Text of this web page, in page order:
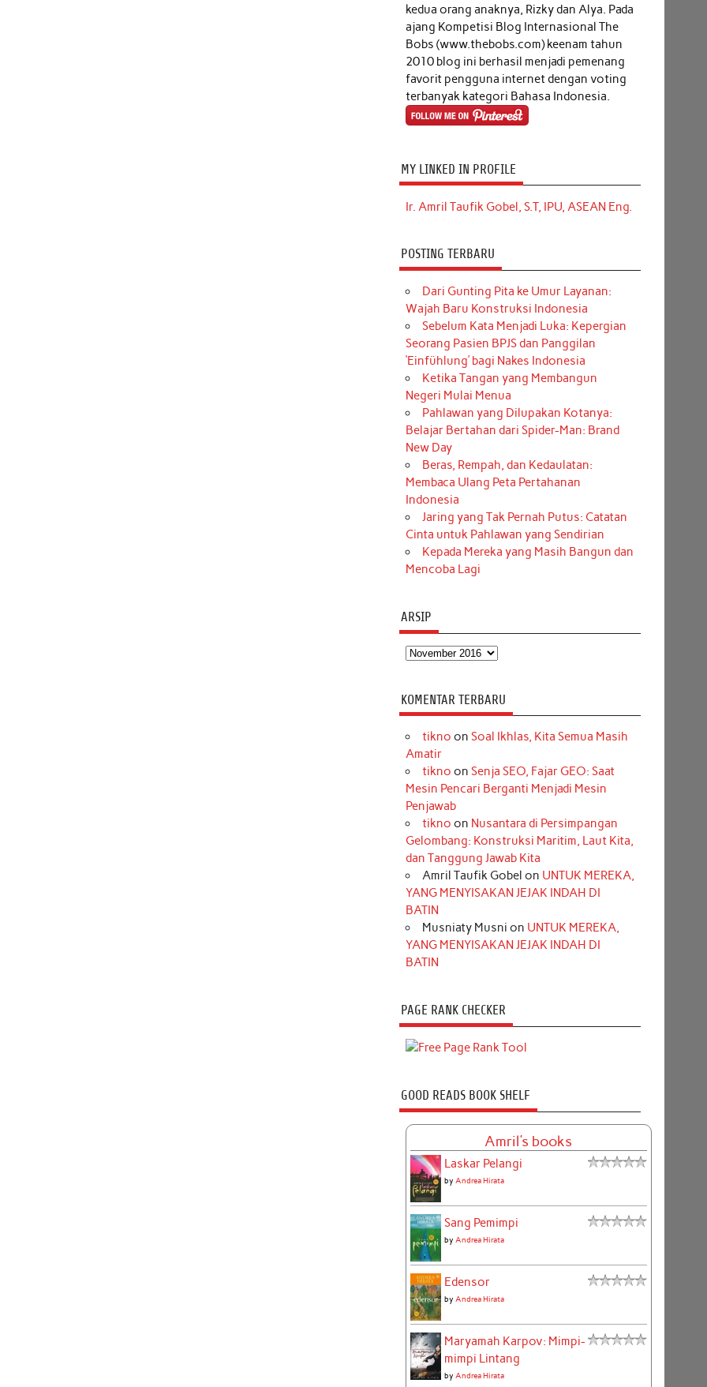
kedua orang anaknya, Rizky dan Alya. Pada
ajang Kompetisi Blog Internasional The
Bobs (www.thebobs.com) keenam tahun
2010 blog ini berhasil menjadi pemenang
favorit pengguna internet dengan voting
terbanyak kategori Bahasa Indonesia.
MY LINKED IN PROFILE
Ir. Amril Taufik Gobel, S.T, IPU, ASEAN Eng.
POSTING TERBARU
Dari Gunting Pita ke Umur Layanan:
Wajah Baru Konstruksi Indonesia
Sebelum Kata Menjadi Luka: Kepergian
Seorang Pasien BPJS dan Panggilan
‘Einfühlung’ bagi Nakes Indonesia
Ketika Tangan yang Membangun
Negeri Mulai Menua
Pahlawan yang Dilupakan Kotanya:
Belajar Bertahan dari Spider-Man: Brand
New Day
Beras, Rempah, dan Kedaulatan:
Membaca Ulang Peta Pertahanan
Indonesia
Jaring yang Tak Pernah Putus: Catatan
Cinta untuk Pahlawan yang Sendirian
Kepada Mereka yang Masih Bangun dan
Mencoba Lagi
ARSIP
Arsip
KOMENTAR TERBARU
tikno on Soal Ikhlas, Kita Semua Masih
Amatir
tikno on Senja SEO, Fajar GEO: Saat
Mesin Pencari Berganti Menjadi Mesin
Penjawab
tikno on Nusantara di Persimpangan
Gelombang: Konstruksi Maritim, Laut Kita,
dan Tanggung Jawab Kita
Amril Taufik Gobel on UNTUK MEREKA,
YANG MENYISAKAN JEJAK INDAH DI
BATIN
Musniaty Musni on UNTUK MEREKA,
YANG MENYISAKAN JEJAK INDAH DI
BATIN
PAGE RANK CHECKER
GOOD READS BOOK SHELF
Amril's books
Laskar Pelangi
by Andrea Hirata
Sang Pemimpi
by Andrea Hirata
Edensor
by Andrea Hirata
Maryamah Karpov: Mimpi-
mimpi Lintang
by Andrea Hirata